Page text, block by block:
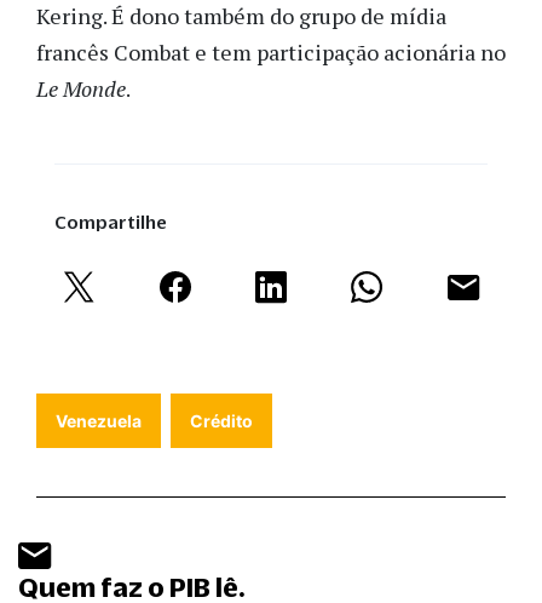
Kering. É dono também do grupo de mídia
francês Combat e tem participação acionária no
Le Monde.
Compartilhe
Venezuela Crédito
Quem faz o PIB lê.